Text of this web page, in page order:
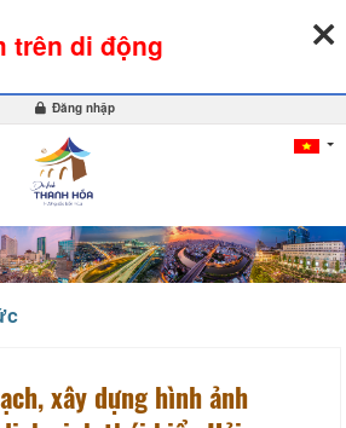
Đăng nhập
xây dựng hình ảnh
trên di động